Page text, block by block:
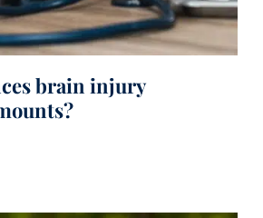
brain injury